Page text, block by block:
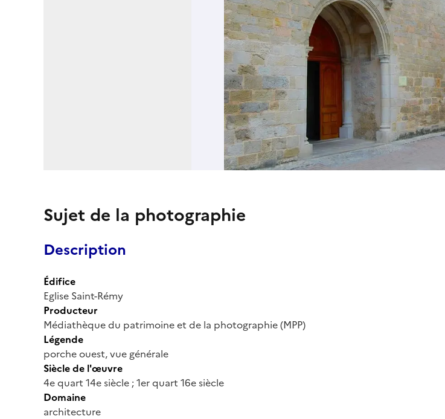
Sujet de la photographie
Description
Édifice
Eglise Saint-Rémy
Producteur
Médiathèque du patrimoine et de la photographie (MPP)
Légende
porche ouest, vue générale
Siècle de l'œuvre
4e quart 14e siècle ; 1er quart 16e siècle
Domaine
architecture